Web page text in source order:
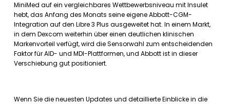
MiniMed auf ein vergleichbares Wettbewerbsniveau mit Insulet
hebt, das Anfang des Monats seine eigene Abbott-CGM-
Integration auf den Libre 3 Plus ausgeweitet hat. In einem Markt,
in dem Dexcom weiterhin über einen deutlichen klinischen
Markenvorteil verfügt, wird die Sensorwahl zum entscheidenden
Faktor für AID- und MDI-Plattformen, und Abbott ist in dieser
Verschiebung gut positioniert.
Wenn Sie die neuesten Updates und detaillierte Einblicke in die